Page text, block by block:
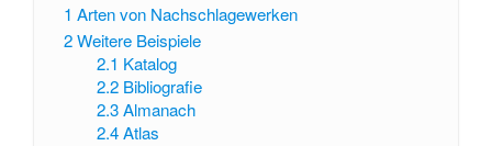
1 Arten von Nachschlagewerken
2Weitere Beispiele
2.1 Katalog
2.2 Bibliografie
2.3 Almanach
2.4 Atlas